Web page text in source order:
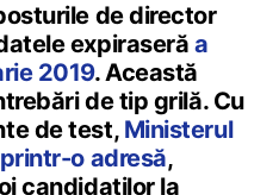
de director
expiraseră a
2019. Această
de tip grilă. Cu
de test, Ministerul
o adresă,
candidaților la